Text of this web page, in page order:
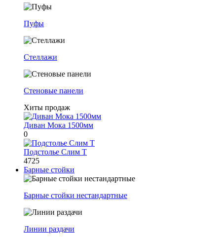
Пуфы
Стеллажи
Стеновые панели
Хиты продаж
Диван Мока 1500мм
0
Подстолье Слим Т
4725
Барные стойки
Барные стойки нестандартные
Линии раздачи